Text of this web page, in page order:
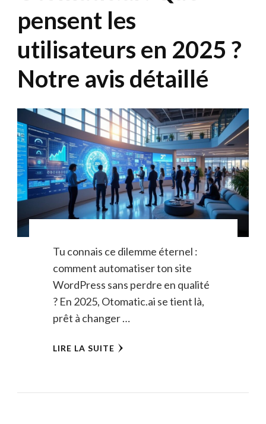
pensent les
utilisateurs en 2025 ?
Notre avis détaillé
Tu connais ce dilemme éternel :
comment automatiser ton site
WordPress sans perdre en qualité
? En 2025, Otomatic.ai se tient là,
prêt à changer …
LIRE LA SUITE